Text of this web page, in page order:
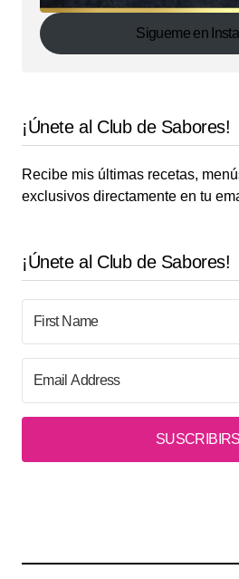
Sigueme en
¡Únete al Club de Sabores!
Recibe mis últimas recetas,
exclusivos directamente en tu
¡Únete al Club de Sabores!